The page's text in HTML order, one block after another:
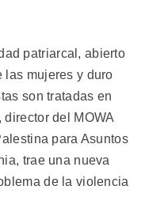
patriarcal, abierto
las mujeres y duro
son tratadas en
del MOWA
para Asuntos
trae una nueva
de la violencia